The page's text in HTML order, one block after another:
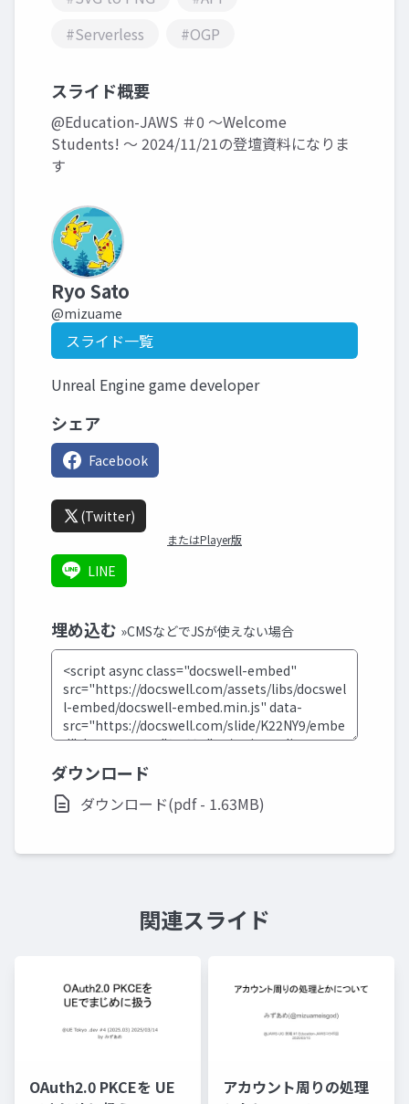
#Serverless
#OGP
スライド概要
@Education-JAWS ＃0 ～Welcome
Students! ～ 2024/11/21の登壇資料になりま
す
Ryo Sato
@mizuame
スライド一覧
Unreal Engine game developer
シェア
Facebook
(Twitter)
またはPlayer版
LINE
埋め込む »CMSなどでJSが使えない場合
ダウンロード
ダウンロード(pdf - 1.63MB)
関連スライド
OAuth2.0 PKCEを UE
アカウント周りの処理